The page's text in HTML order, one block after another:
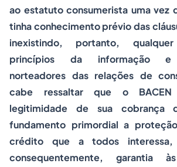
ao estatuto consumerista uma vez
tinha conhecimento prévio das
inexistindo, portanto,
princípios da informação e
norteadores das relações de
cabe ressaltar que o BACEN
legitimidade de sua cobrança
fundamento primordial a
crédito que a todos interessa,
consequentemente, garantia